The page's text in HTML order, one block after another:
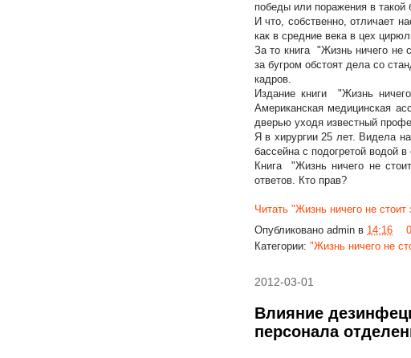
победы или поражения в такой
И что, собственно, отличает
как в средние века в цех
За то книга "Жизнь ничего не
за бугром обстоят дела со
кадров.
Издание книги "Жизнь
Американская медицинская
дверью уходя известный
Я в хирургии 25 лет. Видела
бассейна с подогретой водой
Книга "Жизнь ничего не
ответов. Кто прав?
Читать "Жизнь ничего не стоит
Опубликовано admin в 14:16
Категории: "Жизнь ничего не
2012-03-01
Влияние
персонала